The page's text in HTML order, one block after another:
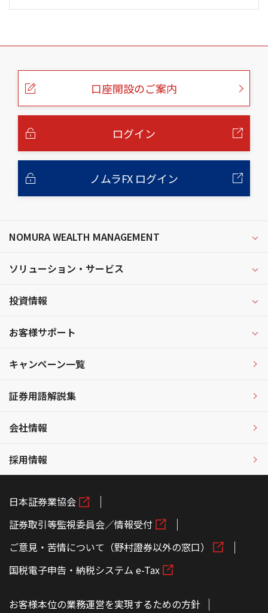
こ
口座開設のご案内
ログイン
ノムラFX ログイン
NOMURA WEALTH MANAGEMENT
ソリューション・サービス
投資情報
お客様サポート
キャンペーン一覧
証券用語解説集
会社情報
採用情報
日本証券業協会
証券取引等監視委員会／情報受付
ご意見・苦情について（野村證券以外の窓口）
国税電子申告・納税システム e-Tax
お客様本位の業務運営を実現するための方針